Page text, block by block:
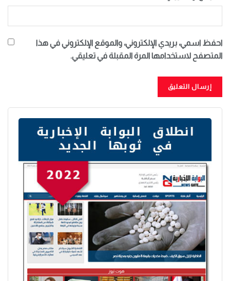
احفظ اسمي، بريدي الإلكتروني، والموقع الإلكتروني في هذا
المتصفح لاستخدامها المرة المقبلة في تعليقي.